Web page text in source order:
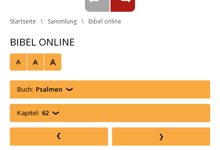
Startseite Sammlung Bibel online
BIBEL ONLINE
A A A
Buch: Psalmen
Kapitel: 62